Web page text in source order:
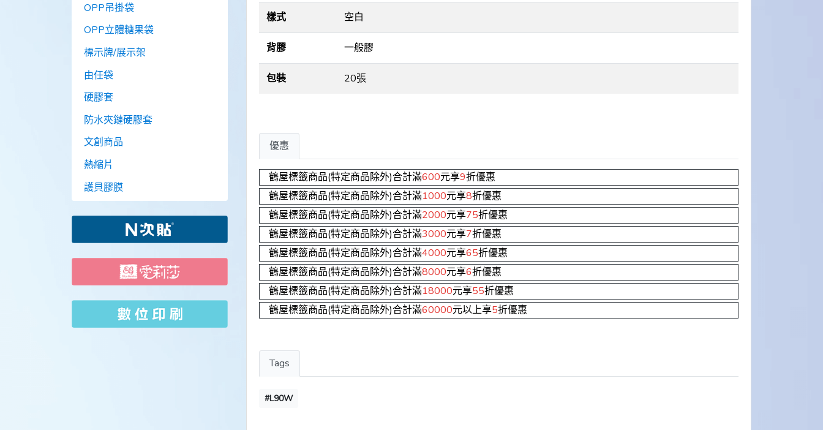
OPP吊掛袋
OPP立體糖果袋
標示牌/展示架
由任袋
硬膠套
防水夾鏈硬膠套
文創商品
熱縮片
護貝膠膜
樣式 空白
背膠 一般膠
包裝 20張
優惠
鶴屋標籤商品(特定商品除外)合計滿600元享9折優惠
鶴屋標籤商品(特定商品除外)合計滿1000元享8折優惠
鶴屋標籤商品(特定商品除外)合計滿2000元享75折優惠
鶴屋標籤商品(特定商品除外)合計滿3000元享7折優惠
鶴屋標籤商品(特定商品除外)合計滿4000元享65折優惠
鶴屋標籤商品(特定商品除外)合計滿8000元享6折優惠
鶴屋標籤商品(特定商品除外)合計滿18000元享55折優惠
鶴屋標籤商品(特定商品除外)合計滿60000元以上享5折優惠
Tags
#L90W